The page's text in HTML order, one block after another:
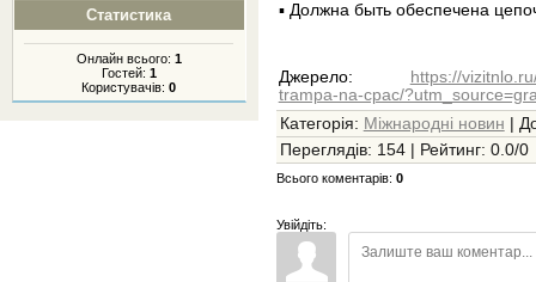
Статистика
Онлайн всього: 1
Гостей: 1
Користувачів:0
▪️ Должна быть обеспечена
Джерело:
https://
trampa-na-cpac/
Категорія: Міжнародні новин |
Переглядів: 154 | Рейтинг: 0.0/0
Всього коментарів: 0
Увійдіть: